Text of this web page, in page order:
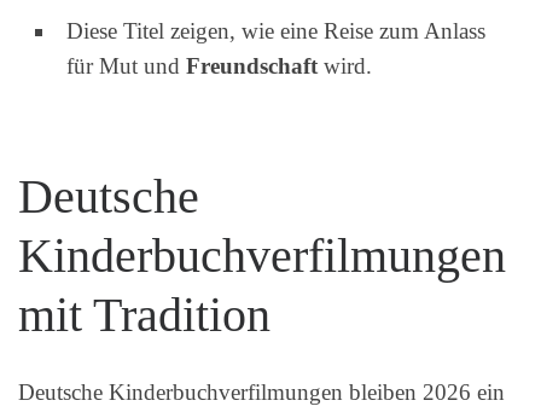
Diese Titel zeigen, wie eine Reise zum Anlass
für Mut und Freundschaft wird.
Deutsche
Kinderbuchverfilmungen
mit Tradition
Deutsche Kinderbuchverfilmungen bleiben 2026 ein